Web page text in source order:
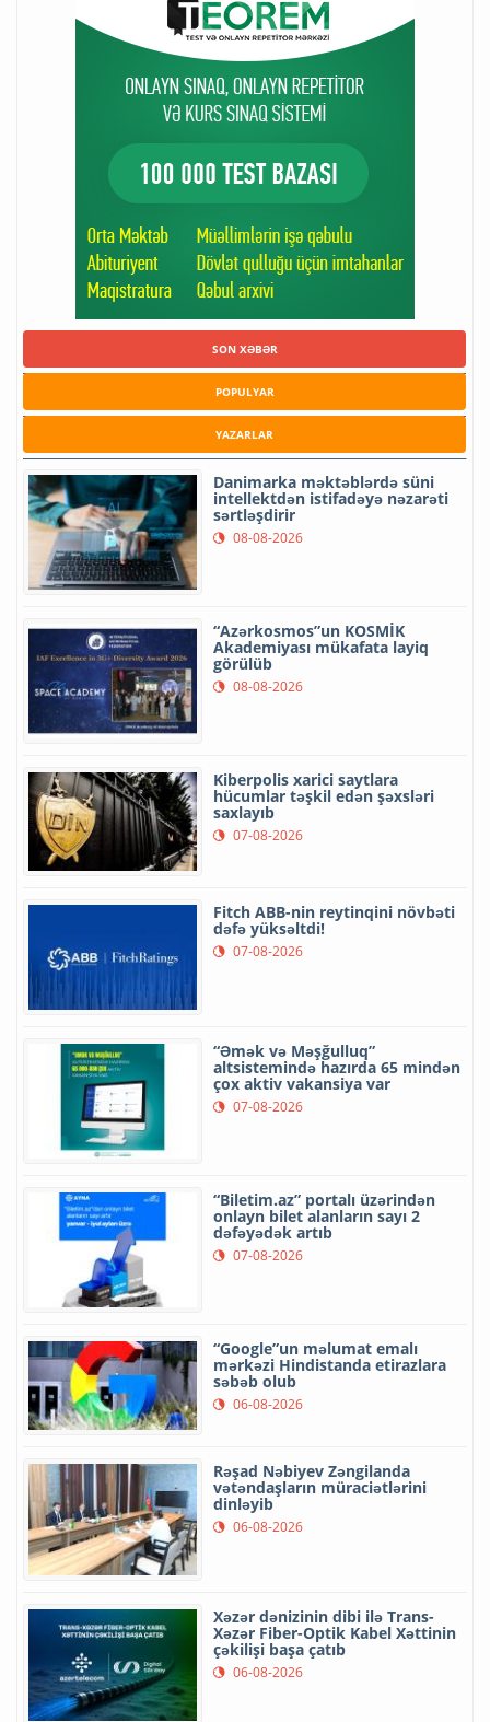
SON XƏBƏR
POPULYAR
YAZARLAR
Danimarka məktəblərdə süni
intellektdən istifadəyə nəzarəti
sərtləşdirir
08-08-2026
“Azərkosmos”un KOSMİK
Akademiyası mükafata layiq
görülüb
08-08-2026
Kiberpolis xarici saytlara
hücumlar təşkil edən şəxsləri
saxlayıb
07-08-2026
Fitch ABB-nin reytinqini növbəti
dəfə yüksəltdi!
07-08-2026
“Əmək və Məşğulluq”
altsistemində hazırda 65 mindən
çox aktiv vakansiya var
07-08-2026
“Biletim.az” portalı üzərindən
onlayn bilet alanların sayı 2
dəfəyədək artıb
07-08-2026
“Google”un məlumat emalı
mərkəzi Hindistanda etirazlara
səbəb olub
06-08-2026
Rəşad Nəbiyev Zəngilanda
vətəndaşların müraciətlərini
dinləyib
06-08-2026
Xəzər dənizinin dibi ilə Trans-
Xəzər Fiber-Optik Kabel Xəttinin
çəkilişi başa çatıb
06-08-2026